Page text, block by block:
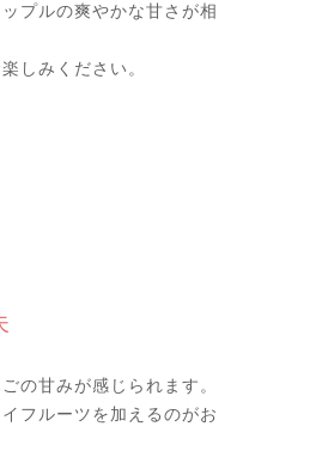
プルの爽やかな甘さが相
しみください。
の甘みが感じられます。
フルーツを加えるのがお